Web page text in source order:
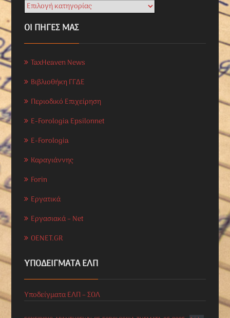
ΟΙ ΠΗΓΕΣ ΜΑΣ
TaxHeaven News
Βιβλιοθήκη ΓΓΔΕ
Περιοδικό Επιχείρηση
E-Forologia Epsilonnet
E-Forologia
Καραγιάννης
Forin
Εργατικά
Εργασιακά – Net
OENET.GR
ΥΠΟΔΕΊΓΜΑΤΑ ΕΛΠ
Υποδείγματα ΕΛΠ – ΣΟΛ